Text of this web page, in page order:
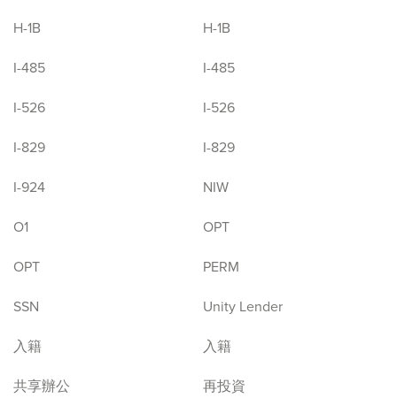
H-1B
H-1B
I-485
I-485
I-526
I-526
I-829
I-829
I-924
NIW
O1
OPT
OPT
PERM
SSN
Unity Lender
入籍
入籍
共享辦公
再投資